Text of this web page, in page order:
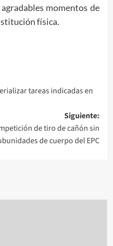
momentos de
física.
tareas indicadas en
Siguiente:
de tiro de cañón sin
de cuerpo del EPC